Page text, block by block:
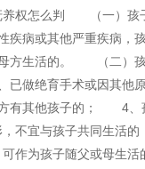
权怎么判 （一）孩
病或其他严重疾病
方生活的。 （二）
做绝育手术或因其
其他孩子的； 4、孩
，不宜与孩子共同生
可作为孩子随父或